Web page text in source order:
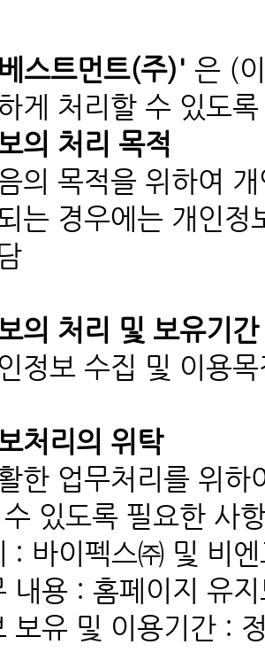
스트먼트(주)' 은 (
게 처리할 수 있도
의 처리 목적
의 목적을 위하여
는 경우에는 개인
의 처리 및 보유기간
정보 수집 및 이용
처리의 위탁
한 업무처리를 위
있도록 필요한 사
: 바이펙스㈜ 및 비
내용 : 홈페이지 유
보유 및 이용기간 :